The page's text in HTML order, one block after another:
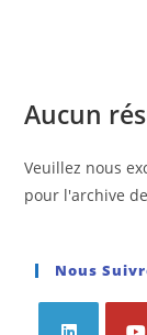
Aucun
Veuillez nous
pour l'archive
Nous